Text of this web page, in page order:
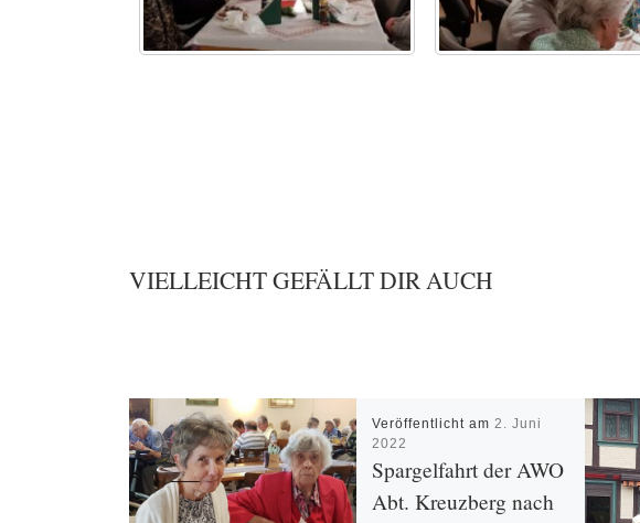
VIELLEICHT GEFÄLLT DIR AUCH
Veröffentlicht am2. Juni
2022
Spargelfahrt der AWO
Abt. Kreuzberg nach